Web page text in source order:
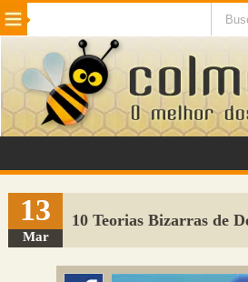
Beleza Cinema e TV
Internet Jogos NotÃ­cias
VeÃ­culos Adulto
Sugerir Link
Adicionar Blog
Colmeia Exchange
13
Mar
10 Teorias Bizarras de